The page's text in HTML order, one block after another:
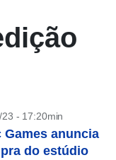
23 - 17:20min
Games anuncia
do estúdio